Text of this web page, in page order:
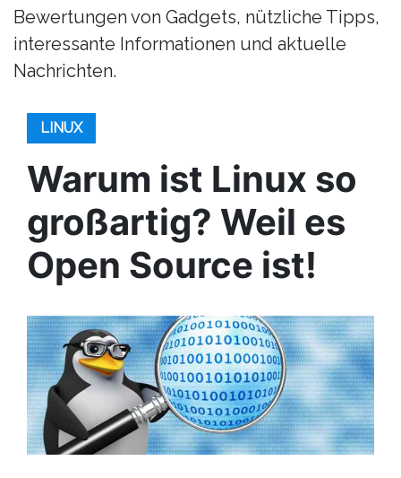
Bewertungen von Gadgets, nützliche Tipps,
interessante Informationen und aktuelle
Nachrichten.
LINUX
Warum ist Linux so
großartig? Weil es
Open Source ist!